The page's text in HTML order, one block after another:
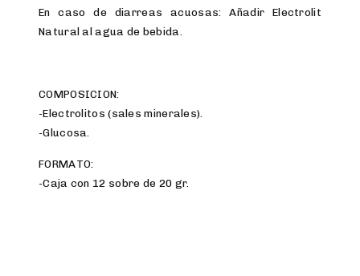
En caso de diarreas acuosas: Añadir Electrolit
Natural al agua de bebida.
COMPOSICION:
-Electrolitos (sales minerales).
-Glucosa.
FORMATO:
-Caja con 12 sobre de 20 gr.